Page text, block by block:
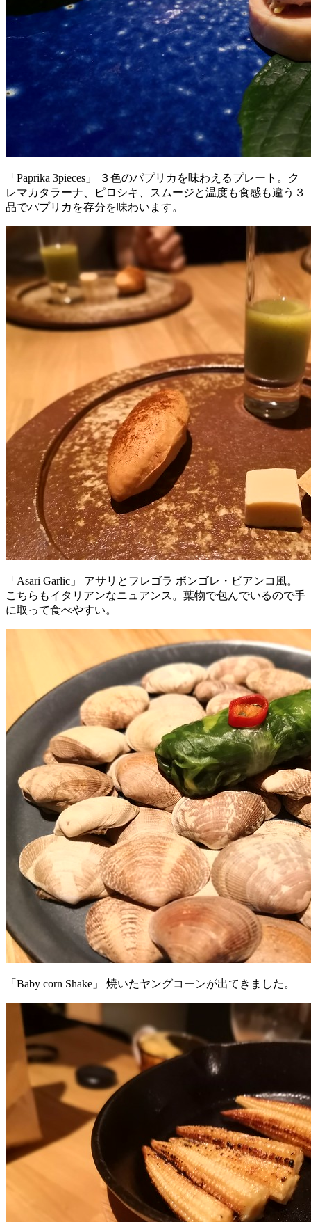
「Paprika 3pieces」 ３色のパプリカを味わえるプレート。ク
レマカタラーナ、ピロシキ、スムージと温度も食感も違う３
品でパプリカを存分を味わいます。
「Asari Garlic」 アサリとフレゴラ ボンゴレ・ビアンコ風。
こちらもイタリアンなニュアンス。葉物で包んでいるので手
に取って食べやすい。
「Baby corn Shake」 焼いたヤングコーンが出てきました。